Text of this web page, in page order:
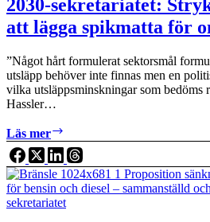
2030-sekretariatet:
att lägga spikmatta för
”Något hårt formulerat sektorsmål
utsläpp behöver inte finnas men en
vilka utsläppsminskningar som bedöms
Hassler…
Läs mer
sekretariatet:
Stryka
2030-
målet
är